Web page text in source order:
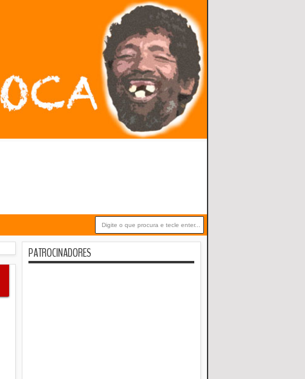
PATROCINADORES